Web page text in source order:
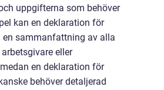
uppgifterna som behöver
kan en deklaration för
en sammanfattning av alla
eller
en deklaration för
behöver detaljerad